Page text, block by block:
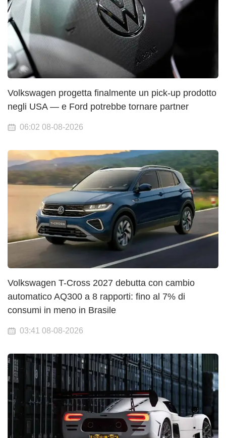
Volkswagen progetta finalmente un pick-up prodotto
negli USA — e Ford potrebbe tornare partner
06:02 08-08-2026
Volkswagen T-Cross 2027 debutta con cambio
automatico AQ300 a 8 rapporti: fino al 7% di
consumi in meno in Brasile
03:41 08-08-2026